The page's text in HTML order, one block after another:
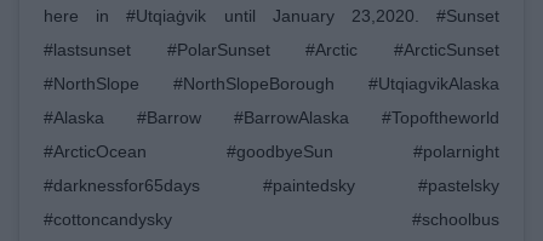
here in #Utqiaġvik until January 23,2020. #Sunset
#lastsunset #PolarSunset #Arctic #ArcticSunset
#NorthSlope #NorthSlopeBorough #UtqiagvikAlaska
#Alaska #Barrow #BarrowAlaska #Topoftheworld
#ArcticOcean #goodbyeSun #polarnight
#darknessfor65days #paintedsky #pastelsky
#cottoncandysky #schoolbus